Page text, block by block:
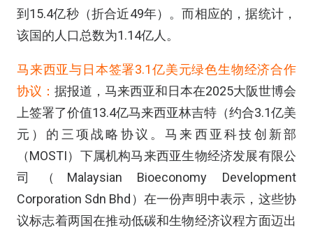
到15.4亿秒（折合近49年）。而相应的，据统计，
该国的人口总数为1.14亿人。
马来西亚与日本签署3.1亿美元绿色生物经济合作
协议： 据报道，马来西亚和日本在2025大阪世博会
上签署了价值13.4亿马来西亚林吉特（约合3.1亿美
元）的三项战略协议。马来西亚科技创新部
（MOSTI）下属机构马来西亚生物经济发展有限公
司（Malaysian Bioeconomy Development
Corporation Sdn Bhd）在一份声明中表示，这些协
议标志着两国在推动低碳和生物经济议程方面迈出